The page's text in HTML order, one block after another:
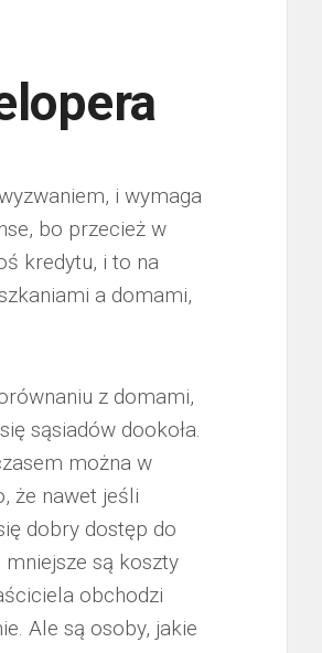
i wymaga
bo przecież w
kredytu, i to na
a domami,
z domami,
sąsiadów dookoła.
można w
że nawet jeśli
dobry dostęp do
są koszty
obchodzi
Ale są osoby, jakie